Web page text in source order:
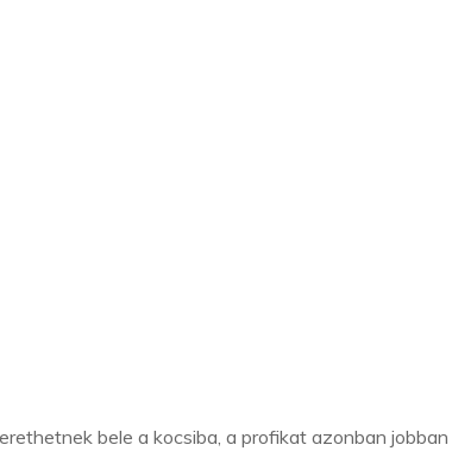
bele a kocsiba, a profikat azonban jobban